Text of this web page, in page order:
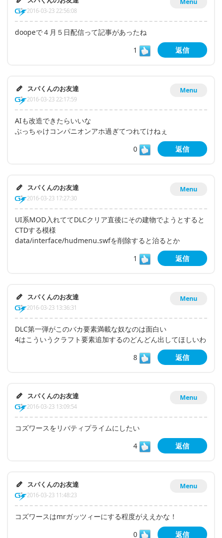
2016-03-23 22:56:08
doopeで４月５日配信って記事があったね
1
返信
Menu
スパくんのお友達
2016-03-23 22:17:59
AIも改造できたらいいな
ぶっちゃけコンパニオンアホ過ぎてつれてけねぇ
0
返信
Menu
スパくんのお友達
2016-03-23 17:27:30
UI系MOD入れててDLCクリア直後にその建物でようとすると
CTDする模様
data/interface/hudmenu.swfを削除すると治るとか
1
返信
Menu
スパくんのお友達
2016-03-23 13:36:31
DLC第一弾がこのバカ要素満載な奴なのは面白い
4はこういうクラフト要素追加するのどんどん出してほしいわ
8
返信
Menu
スパくんのお友達
2016-03-23 13:09:54
コズワースをリバティプライムにしたい
4
返信
Menu
スパくんのお友達
2016-03-23 11:48:23
コズワースはmrガッツィーにする程度がええかな！
0
返信